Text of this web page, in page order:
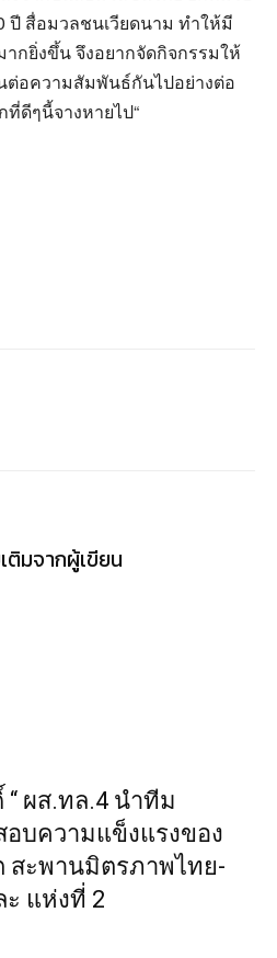
ปี สื่อมวลชนเวียดนาม ทำให้มี
กยิ่งขึ้น จึงอยากจัดกิจกรรมให้
อความสัมพันธ์กันไปอย่างต่อ
ดีๆนี้จางหายไป“
ติมจากผู้เขียน
ผส.ทล.4 นำทีม
บความแข็งแรงของ
สะพานมิตรภาพไทย-
แห่งที่ 2